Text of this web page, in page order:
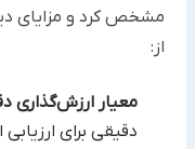
مشخص کرد و مزایای
از:
معیار ارزش‌گذاری
دقیقی برای